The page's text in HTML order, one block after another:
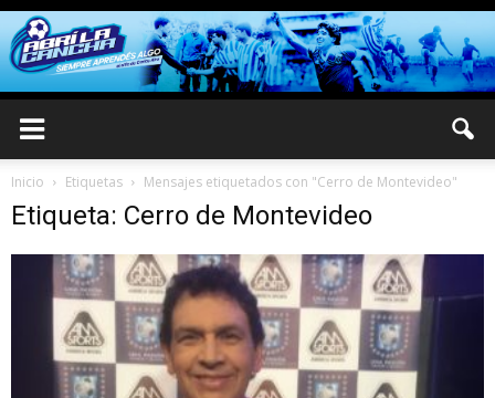
Inicio Etiquetas Mensajes etiquetados con "Cerro de Montevideo"
Etiqueta: Cerro de Montevideo